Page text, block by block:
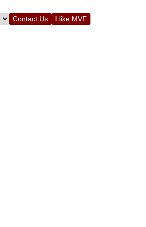
Contact Us I like MVF